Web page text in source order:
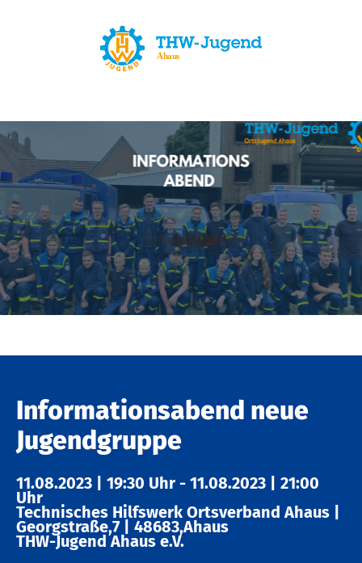
Informationsabend neue
Jugendgruppe
11.08.2023 19:30 Uhr - 11.08.2023 21:00
Uhr
Technisches Hilfswerk Ortsverband Ahaus
Georgstraße,7 48683,Ahaus
THW-Jugend Ahaus e.V.